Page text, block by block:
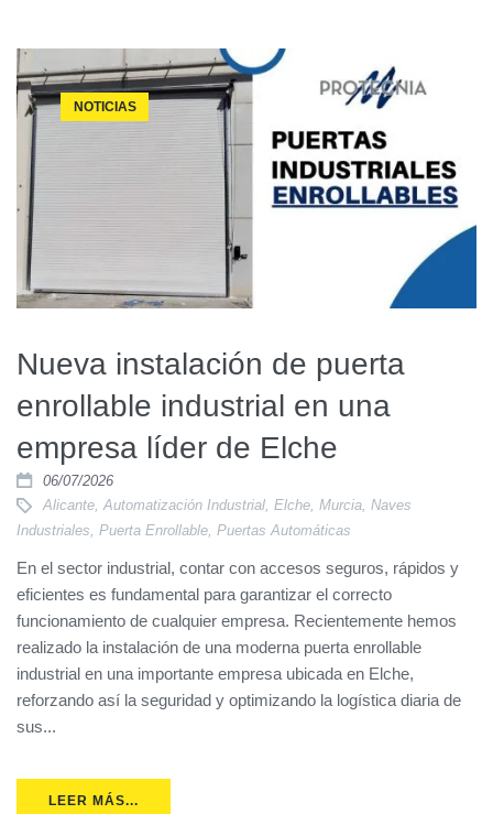
NOTICIAS
Nueva instalación de puerta
enrollable industrial en una
empresa líder de Elche
06/07/2026
Alicante,Automatización Industrial, Elche, Murcia, Naves
Industriales Puerta Enrollable Puertas Automáticas
En el sector industrial, contar con accesos seguros, rápidos y
eficientes es fundamental para garantizar el correcto
funcionamiento de cualquier empresa. Recientemente hemos
realizado la instalación de una moderna puerta enrollable
industrial en una importante empresa ubicada en Elche,
reforzando así la seguridad y optimizando la logística diaria de
sus...
LEER MÁS...